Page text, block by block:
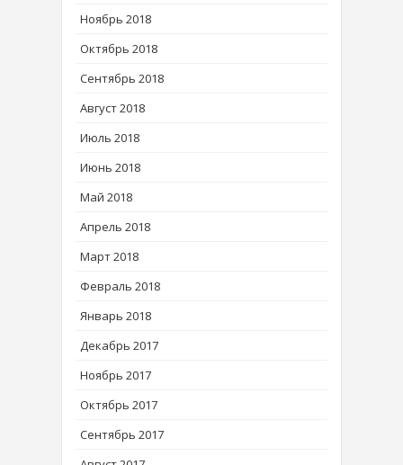
Ноябрь 2018
Октябрь 2018
Сентябрь 2018
Август 2018
Июль 2018
Июнь 2018
Май 2018
Апрель 2018
Март 2018
Февраль 2018
Январь 2018
Декабрь 2017
Ноябрь 2017
Октябрь 2017
Сентябрь 2017